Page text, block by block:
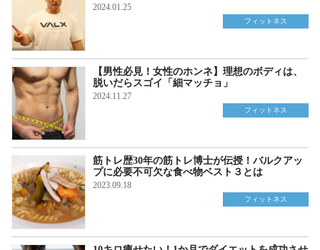
2024.01.25
フィットネス
【男性必見！女性のホンネ】理想のボディは、
脱いだらスゴイ「細マッチョ」
2024.11.27
フィットネス
筋トレ歴30年の筋トレ博士が伝授！バルクアッ
プに必要不可欠な食べ物ベスト３とは
2023.09.18
フィットネス